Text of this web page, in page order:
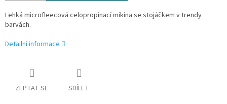
Lehká microfleecová celopropínací mikina se stojáčkem v trendy
barvách.
Detailní informace
ZEPTAT SE SDÍLET